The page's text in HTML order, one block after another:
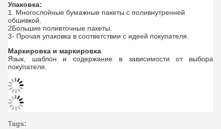
Упаковка:
1. Многослойные бумажные пакеты с поливнутренней
обшивкой.
2Большие поливточные пакеты.
3- Прочая упаковка в соответствии с идеей покупателя.
Маркировка и маркировка
Язык, шаблон и содержание в зависимости от выбора
покупателя.
Tags: